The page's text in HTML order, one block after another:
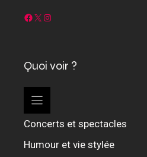
Facebook
X Instagram
Quoi voir ?
Concerts et spectacles
Humour et vie stylée